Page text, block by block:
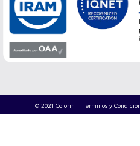
© 2021 Colorin Términos y